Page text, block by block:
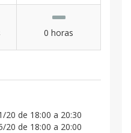
0 horas
20 de 18:00 a 20:30
20 de 18:00 a 20:00